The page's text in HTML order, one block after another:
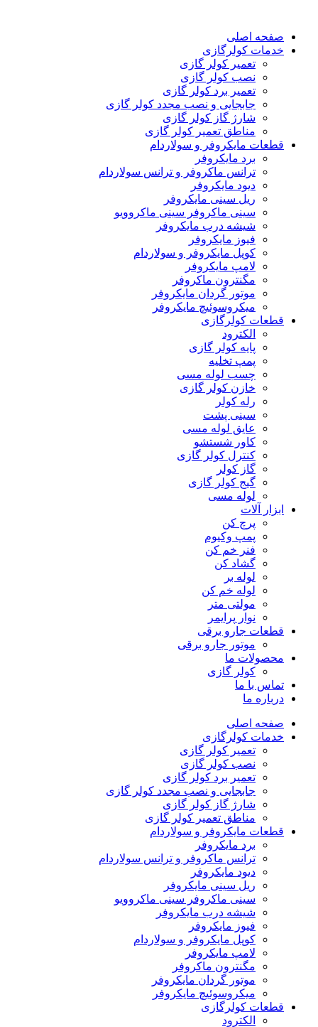
صفحه اصلی
خدمات کولرگازی
تعمیر کولر گازی
نصب کولر گازی
تعمیر برد کولر گازی
جابجایی و نصب مجدد کولر گازی
شارژ گاز کولر گازی
مناطق تعمیر کولر گازی
قطعات مایکروفر و سولاردام
برد مایکروفر
ترانس ماکروفر و ترانس سولاردام
دیود مایکروفر
ریل سینی مایکروفر
سینی ماکروفر سینی ماکروویو
شیشه درب مایکروفر
فیوز مایکروفر
کوپل مایکروفر و سولاردام
لامپ مایکروفر
مگنترون ماکروفر
موتور گردان مایکروفر
میکروسوئیچ مایکروفر
قطعات کولرگازی
الکترود
پایه کولر گازی
پمپ تخلیه
چسب لوله مسی
خازن کولر گازی
رله کولر
سینی پشت
عایق لوله مسی
کاور شستشو
کنترل کولر گازی
گاز کولر
گیج کولر گازی
لوله مسی
ابزار آلات
پرچ کن
پمپ وکیوم
فنر خم کن
گشاد کن
لوله بر
لوله خم کن
مولتی متر
نوار پرایمر
قطعات جارو برقی
موتور جارو برقی
محصولات ما
کولر گازی
تماس با ما
درباره ما
صفحه اصلی
خدمات کولرگازی
تعمیر کولر گازی
نصب کولر گازی
تعمیر برد کولر گازی
جابجایی و نصب مجدد کولر گازی
شارژ گاز کولر گازی
مناطق تعمیر کولر گازی
قطعات مایکروفر و سولاردام
برد مایکروفر
ترانس ماکروفر و ترانس سولاردام
دیود مایکروفر
ریل سینی مایکروفر
سینی ماکروفر سینی ماکروویو
شیشه درب مایکروفر
فیوز مایکروفر
کوپل مایکروفر و سولاردام
لامپ مایکروفر
مگنترون ماکروفر
موتور گردان مایکروفر
میکروسوئیچ مایکروفر
قطعات کولرگازی
الکترود